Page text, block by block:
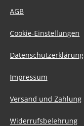
AGB
Cookie-Einstellungen
Datenschutzerklärung
Impressum
Versand und Zahlung
Widerrufsbelehrung